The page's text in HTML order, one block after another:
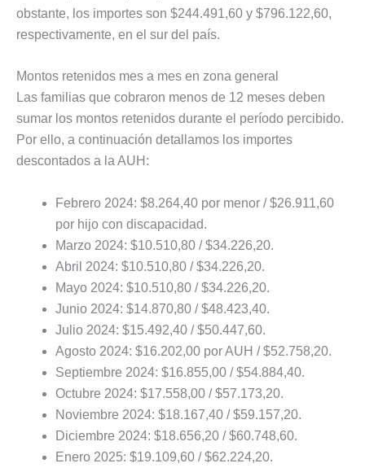
obstante, los importes son $244.491,60 y $796.122,60,
respectivamente, en el sur del país.
Montos retenidos mes a mes en zona general
Las familias que cobraron menos de 12 meses deben
sumar los montos retenidos durante el período percibido.
Por ello, a continuación detallamos los importes
descontados a la AUH:
Febrero 2024: $8.264,40 por menor / $26.911,60
por hijo con discapacidad.
Marzo 2024: $10.510,80 / $34.226,20.
Abril 2024: $10.510,80 / $34.226,20.
Mayo 2024: $10.510,80 / $34.226,20.
Junio 2024: $14.870,80 / $48.423,40.
Julio 2024: $15.492,40 / $50.447,60.
Agosto 2024: $16.202,00 por AUH / $52.758,20.
Septiembre 2024: $16.855,00 / $54.884,40.
Octubre 2024: $17.558,00 / $57.173,20.
Noviembre 2024: $18.167,40 / $59.157,20.
Diciembre 2024: $18.656,20 / $60.748,60.
Enero 2025: $19.109,60 / $62.224,20.